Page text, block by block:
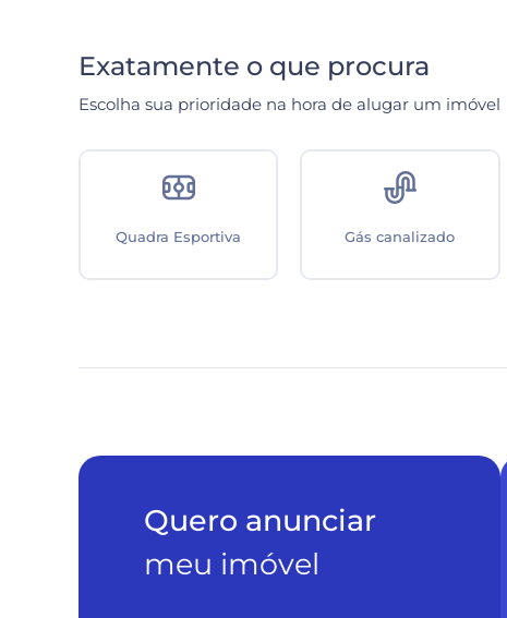
Exatamente o que procura
Escolha sua prioridade na hora de alugar um imóvel
Sala Térrea Cortinas automatizadas
Quero anunciar
meu imóvel